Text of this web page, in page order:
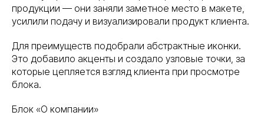
продукции — они заняли заметное место в макете,
усилили подачу и визуализировали продукт клиента.
Для преимуществ подобрали абстрактные иконки.
Это добавило акценты и создало узловые точки, за
которые цепляется взгляд клиента при просмотре
блока.
Блок «О компании»